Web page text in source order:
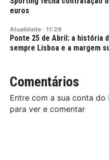
euros
Atualidade · 11:29
Ponte 25 de Abril: a história
sempre Lisboa e a margem
Comentários
Entre com a sua conta do
para ver e comentar